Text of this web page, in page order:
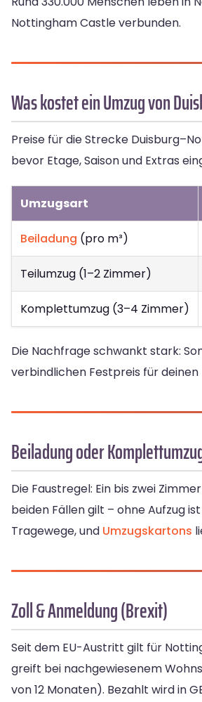
Nottingham Castle verbunden.
Was kostet ein Umzug von
Preise für die Strecke
bevor Etage, Saison und Extras
Umzugsart
Beiladung (pro m³)
Teilumzug (1–2 Zimmer)
Komplettumzug (3–4 Zimmer)
Die Nachfrage schwankt stark:
verbindlichen Festpreis für
Beiladung oder
Die Faustregel: Ein bis zwei
beiden Fällen gilt – ohne Aufzug
Tragewege, und Umzugskartons
Zoll & Anmeldung (Brexit)
Seit dem EU-Austritt gilt für
greift bei nachgewiesenem
von 12 Monaten). Bezahlt wird in